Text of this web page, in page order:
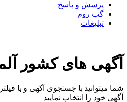
پرسش و پاسخ
گپ روم
تبلیغات
آگهی های کشور
شما میتوانید با جستجوی آگهی و یا
آگهی خود را انتخاب نمایید